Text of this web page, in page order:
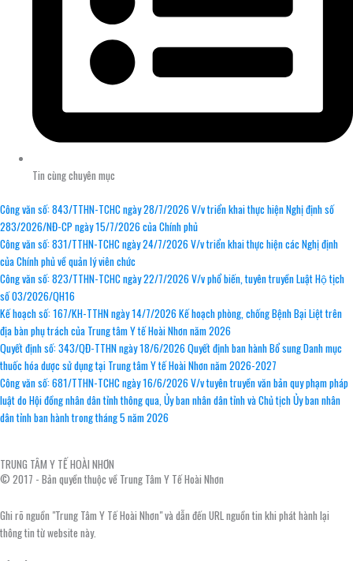
Tin cùng chuyên mục
Công văn số: 843/TTHN-TCHC ngày 28/7/2026 V/v triển khai thực hiện Nghị định số
283/2026/NĐ-CP ngày 15/7/2026 của Chính phủ
Công văn số: 831/TTHN-TCHC ngày 24/7/2026 V/v triển khai thực hiện các Nghị định
của Chính phủ về quản lý viên chức
Công văn số: 823/TTHN-TCHC ngày 22/7/2026 V/v phổ biến, tuyên truyền Luật Hộ tịch
số 03/2026/QH16
Kế hoạch số: 167/KH-TTHN ngày 14/7/2026 Kế hoạch phòng, chống Bệnh Bại Liệt trên
địa bàn phụ trách của Trung tâm Y tế Hoài Nhơn năm 2026
Quyết định số: 343/QĐ-TTHN ngày 18/6/2026 Quyết định ban hành Bổ sung Danh mục
thuốc hóa dược sử dụng tại Trung tâm Y tế Hoài Nhơn năm 2026-2027
Công văn số: 681/TTHN-TCHC ngày 16/6/2026 V/v tuyên truyền văn bản quy phạm pháp
luật do Hội đồng nhân dân tỉnh thông qua, Ủy ban nhân dân tỉnh và Chủ tịch Ủy ban nhân
dân tỉnh ban hành trong tháng 5 năm 2026
TRUNG TÂM Y TẾ HOÀI NHƠN
© 2017 - Bản quyền thuộc về Trung Tâm Y Tế Hoài Nhơn
Ghi rõ nguồn "Trung Tâm Y Tế Hoài Nhơn" và dẫn đến URL nguồn tin khi phát hành lại
thông tin từ website này.